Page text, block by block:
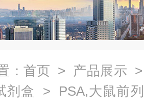
： 首页 > 产品展示
剂盒 > PSA,大鼠前